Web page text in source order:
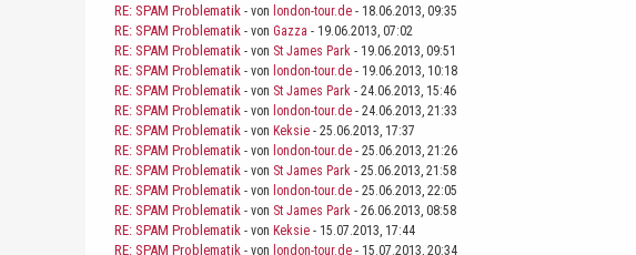
RE: SPAM Problematik - von london-tour.de- 18.06.2013, 09:35
RE: SPAM Problematik - von Gazza - 19.06.2013, 07:02
RE: SPAM Problematik - von St James Park- 19.06.2013, 09:51
RE: SPAM Problematik - von london-tour.de- 19.06.2013, 10:18
RE: SPAM Problematik - von St James Park- 24.06.2013, 15:46
RE: SPAM Problematik - von london-tour.de- 24.06.2013, 21:33
RE: SPAM Problematik - von Keksie- 25.06.2013, 17:37
RE: SPAM Problematik - von london-tour.de- 25.06.2013, 21:26
RE: SPAM Problematik - von St James Park- 25.06.2013, 21:58
RE: SPAM Problematik - von london-tour.de- 25.06.2013, 22:05
RE: SPAM Problematik - von St James Park- 26.06.2013, 08:58
RE: SPAM Problematik - von Keksie- 15.07.2013, 17:44
RE: SPAM Problematik - von london-tour.de- 15.07.2013, 20:34